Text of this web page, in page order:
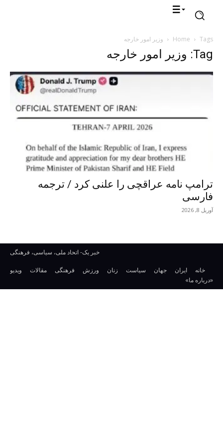
Home Tags وزیر امور خارجه
Tag: وزیر امور خارجه
ترامپ نامه عراقچی را علنی کرد / ترجمه
فارسی
آوریل 8, 2026
خبر یک- اتحاد ملی، سیاسی، فرهنگی
خانه ایران جهان سیاست زنان ورزش فرهنگی مقالات
ویدیو
«درباره ما»